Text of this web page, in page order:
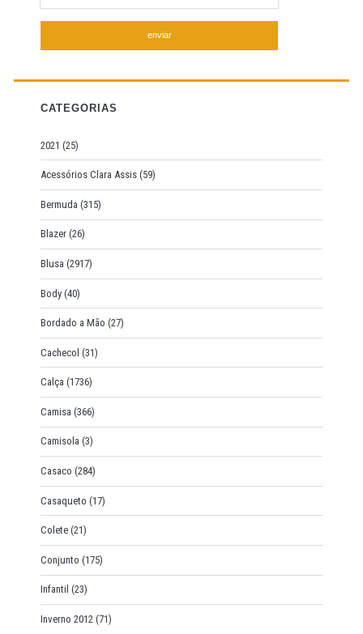
e
h
f
r
:
CATEGORIAS
2021 (25)
Acessórios Clara Assis (59)
Bermuda (315)
Blazer (26)
Blusa (2917)
Body (40)
Bordado a Mão (27)
Cachecol (31)
Calça (1736)
Camisa (366)
Camisola (3)
Casaco (284)
Casaqueto (17)
Colete (21)
Conjunto (175)
Infantil (23)
Inverno 2012 (71)